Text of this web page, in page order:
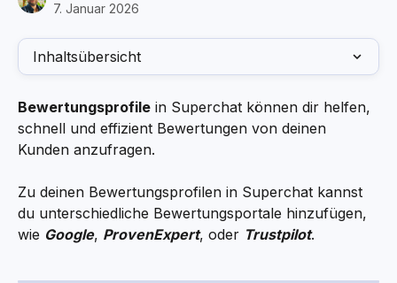
7. Januar 2026
Inhaltsübersicht
Bewertungsprofile in Superchat können dir helfen,
schnell und effizient Bewertungen von deinen
Kunden anzufragen.
Zu deinen Bewertungsprofilen in Superchat kannst
du unterschiedliche Bewertungsportale hinzufügen,
wie Google, ProvenExpert, oder Trustpilot.